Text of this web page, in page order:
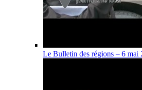
Le Bulletin des régions – 6 mai